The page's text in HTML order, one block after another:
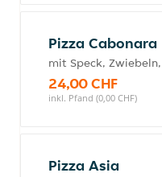
Pizza Cabonara
mit Speck,
24,00 CHF
inkl. Pfand (0,00 CHF)
Pizza Asia